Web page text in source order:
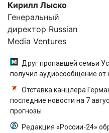
Кирилл Лыско
Генеральный
директор Russian
Media Ventures
Друг пропавшей семьи
получил аудиосообщение от
Отставка канцлера
последние новости на 7
прогнозы
Редакция «России-24»